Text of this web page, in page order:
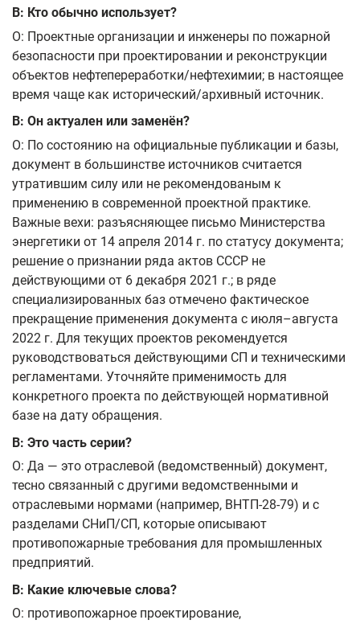
В: Кто обычно использует?
О: Проектные организации и инженеры по пожарной
безопасности при проектировании и реконструкции
объектов нефтепереработки/нефтехимии; в настоящее
время чаще как исторический/архивный источник.
В: Он актуален или заменён?
О: По состоянию на официальные публикации и базы,
документ в большинстве источников считается
утратившим силу или не рекомендованым к
применению в современной проектной практике.
Важные вехи: разъясняющее письмо Министерства
энергетики от 14 апреля 2014 г. по статусу документа;
решение о признании ряда актов СССР не
действующими от 6 декабря 2021 г.; в ряде
специализированных баз отмечено фактическое
прекращение применения документа с июля–августa
2022 г. Для текущих проектов рекомендуется
руководствоваться действующими СП и техническими
регламентами. Уточняйте применимость для
конкретного проекта по действующей нормативной
базе на дату обращения.
В: Это часть серии?
О: Да — это отраслевой (ведомственный) документ,
тесно связанный с другими ведомственными и
отраслевыми нормами (например, ВНТП‑28‑79) и с
разделами СНиП/СП, которые описывают
противопожарные требования для промышленных
предприятий.
В: Какие ключевые слова?
О: противопожарное проектирование,